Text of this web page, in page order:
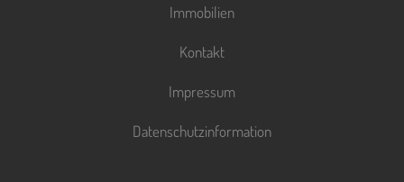
Immobilien
Kontakt
Impressum
Datenschutzinformation